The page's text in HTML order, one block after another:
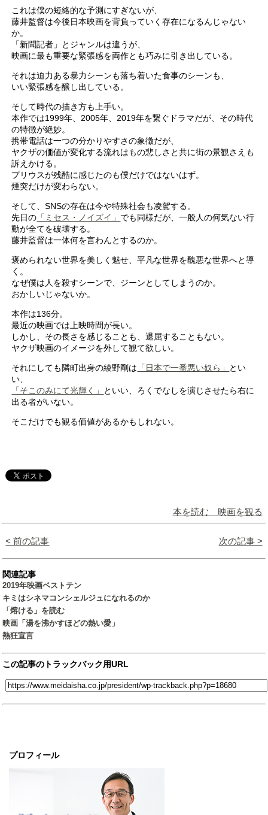
プロフィール
これは僕の短絡的な予測にすぎないが、
藤井監督は今後日本映画を背負っていく存在になるんじゃない
か。
「新聞記者」とジャンルは違うが、
映画に最も重要な緊張感を両作とも巧みに引き出している。
それは迫力ある暴力シーンも落ち着いた食事のシーンも、
いい緊張感を醸し出している。
そして時代の描き方も上手い。
本作では1999年、2005年、2019年を繋ぐドラマだが、その時代
の特徴が絶妙。
携帯電話は一つの分かりやすさの象徴だが、
ヤクザの価値が変化する流れはもの悲しさと共に街の景観さえも
訴えかける。
プリウスが残酷に感じたのも僕だけではないはず。
煙突だけが変わらない。
そして、SNSの存在は今や特殊社会も凌駕する。
先日の 「ミセス・ノイズイ」 でも同様だが、一般人の何気ない行
動が全てを破壊する。
藤井監督は一体何を言わんとするのか。
褒められない世界を美しく魅せ、平凡な世界を醜悪な世界へと導
く。
なぜ僕は人を殺すシーンで、ジーンとしてしまうのか。
おかしいじゃないか。
本作は136分。
最近の映画では上映時間が長い。
しかし、その長さを感じることも、退屈することもない。
ヤクザ映画のイメージを外して観て欲しい。
それにしても隣町出身の綾野剛は 「日本で一番悪い奴ら」 とい
い、
「そこのみにて光輝く」 といい、ろくでなしを演じさせたら右に
出る者がいない。
そこだけでも観る価値があるかもしれない。
本を読む 映画を観る
< 前の記事 次の記事 >
関連記事
2019年映画ベストテン
キミはシネマコンシェルジュになれるのか
「熔ける」を読む
映画「湯を沸かすほどの熱い愛」
熱狂宣言
この記事のトラックバック用URL